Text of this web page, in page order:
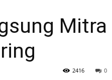
Mitra
0
2416